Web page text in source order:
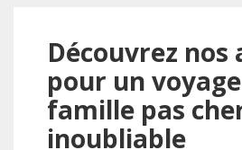
Découvrez nos
pour un
famille pas
inoubliable